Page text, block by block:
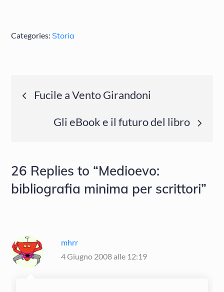
Categories: Storia
Navigazione
articoli
Fucile a Vento Girandoni
Gli eBook e il futuro del libro
26 Replies to “Medioevo:
bibliografia minima per scrittori”
mhrr
4 Giugno 2008 alle 12:19